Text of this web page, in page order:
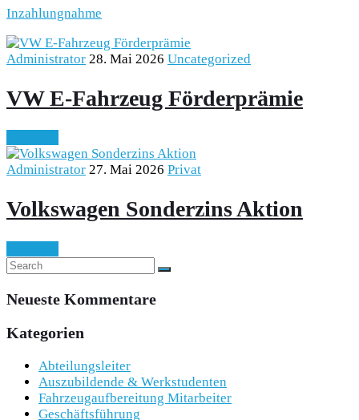
Inzahlungnahme
Administrator 28. Mai 2026 Uncategorized
VW E-Fahrzeug Förderprämie
Administrator 27. Mai 2026 Privat
Volkswagen Sonderzins Aktion
Neueste Kommentare
Kategorien
Abteilungsleiter
Auszubildende & Werkstudenten
Fahrzeugaufbereitung Mitarbeiter
Geschäftsführung